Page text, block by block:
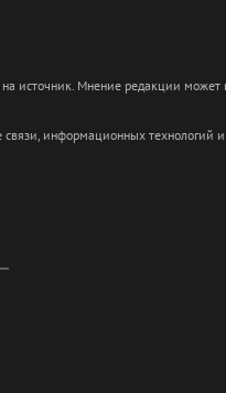
источник. Мнение редакции
связи, информационных